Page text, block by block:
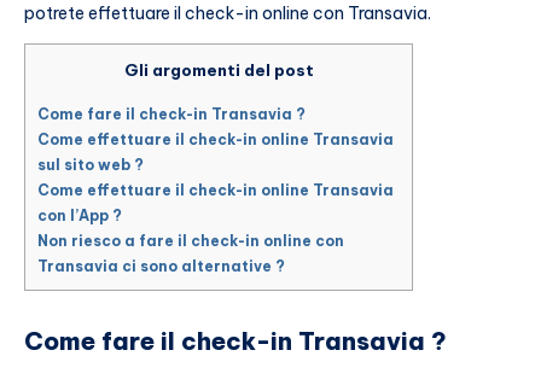
potrete effettuare il check-in online con Transavia.
Gli argomenti del post
Come fare il check-in Transavia ?
Come effettuare il check-in online Transavia
sul sito web ?
Come effettuare il check-in online Transavia
con l’App ?
Non riesco a fare il check-in online con
Transavia ci sono alternative ?
Come fare il check-in Transavia ?